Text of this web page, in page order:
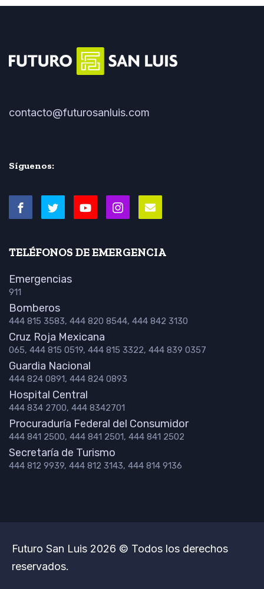
contacto@futurosanluis.com
Síguenos:
TELÉFONOS DE EMERGENCIA
Emergencias
911
Bomberos
444 815 3583, 444 820 8544, 444 842 3130
Cruz Roja Mexicana
065, 444 815 0519, 444 815 3322, 444 839 0357
Guardia Nacional
444 824 0891, 444 824 0893
Hospital Central
444 834 2700, 444 8342701
Procuraduría Federal del Consumidor
444 841 2500, 444 841 2501, 444 841 2502
Secretaría de Turismo
444 812 9939, 444 812 3143, 444 814 9136
Futuro San Luis 2026 © Todos los derechos
reservados.